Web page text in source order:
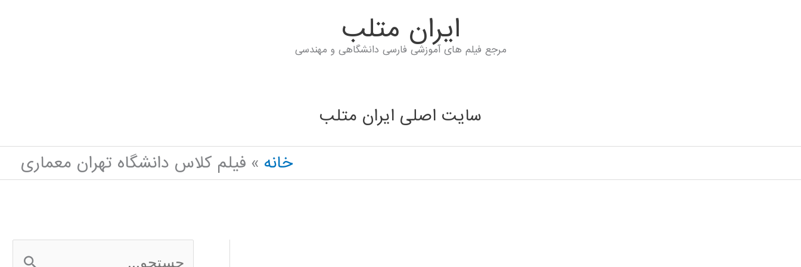
ايران متلب
مرجع فیلم های آموزشی فارسی دانشگاهی و مهندسی
سایت اصلی ایران متلب
خانه
فیلم کلاس دانشگاه تهران معماری